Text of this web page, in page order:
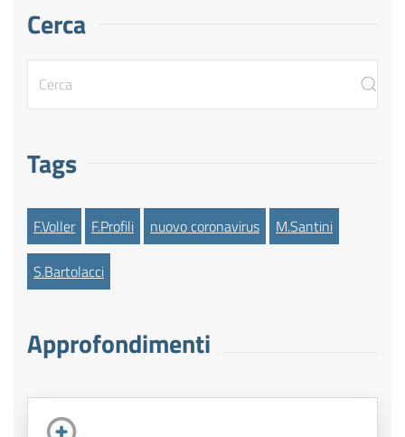
Cerca
Tags
F.Voller F.Profili nuovo coronavirus M.Santini
S.Bartolacci
Approfondimenti